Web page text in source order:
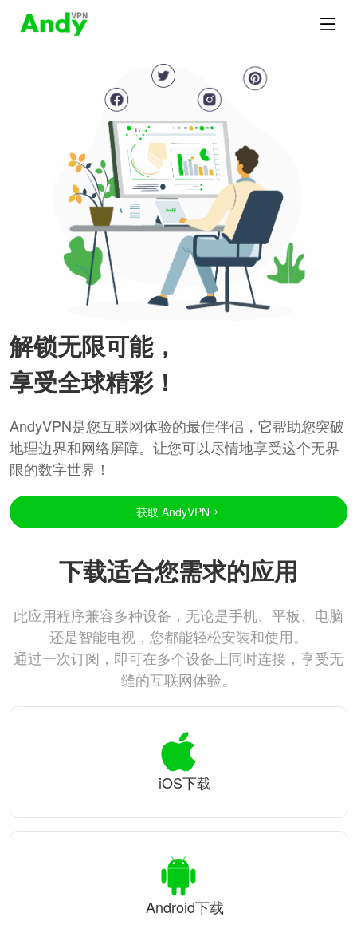
解锁无限可能，
享受全球精彩！
AndyVPN是您互联网体验的最佳伴侣，它帮助您突破
地理边界和网络屏障。让您可以尽情地享受这个无界
限的数字世界！
获取 AndyVPN
下载适合您需求的应用
此应用程序兼容多种设备，无论是手机、平板、电脑
还是智能电视，您都能轻松安装和使用。
通过一次订阅，即可在多个设备上同时连接，享受无
缝的互联网体验。
iOS下载
Android下载